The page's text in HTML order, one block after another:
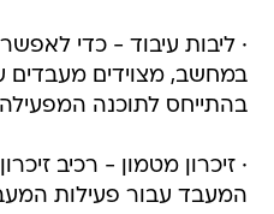
· ליבות עיבוד - כדי
במחשב, מצוידים מעבדים
בהתייחס לתוכנה
· זיכרון מטמון - רכיב
המעבד עבור פעילות